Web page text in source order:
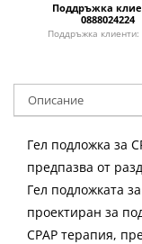
Поддръжка
0888024224
Поддръжка
Описание
Гел подложка за
предпазва от
Гел подложката
проектиран за
CPAP терапия,